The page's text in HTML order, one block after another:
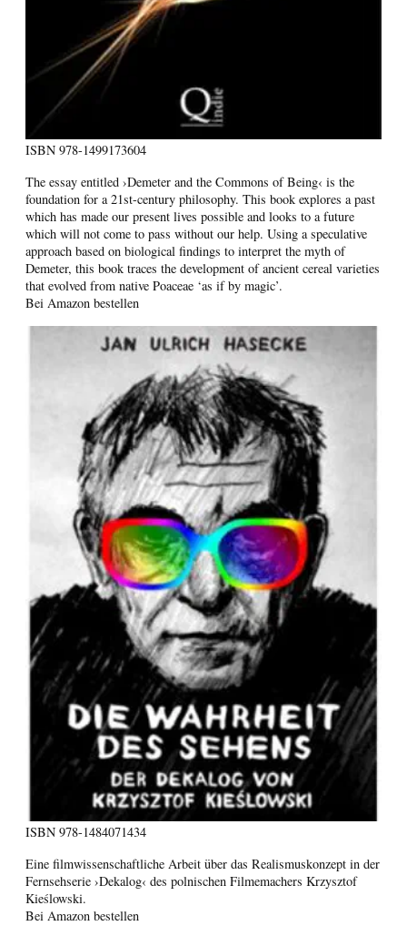
ISBN 978-1499173604
The essay entitled ›Demeter and the Commons of Being‹ is the
foundation for a 21st-century philosophy. This book explores a past
which has made our present lives possible and looks to a future
which will not come to pass without our help. Using a speculative
approach based on biological findings to interpret the myth of
Demeter, this book traces the development of ancient cereal varieties
that evolved from native Poaceae ‘as if by magic’.
Bei Amazon bestellen
ISBN 978-1484071434
Eine filmwissenschaftliche Arbeit über das Realismuskonzept in der
Fernsehserie ›Dekalog‹ des polnischen Filmemachers Krzysztof
Kieślowski.
Bei Amazon bestellen